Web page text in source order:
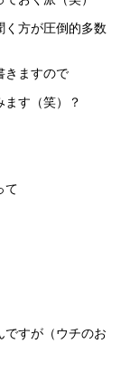
く方が圧倒的多数
きますので
す（笑）？
て
ですが（ウチのお